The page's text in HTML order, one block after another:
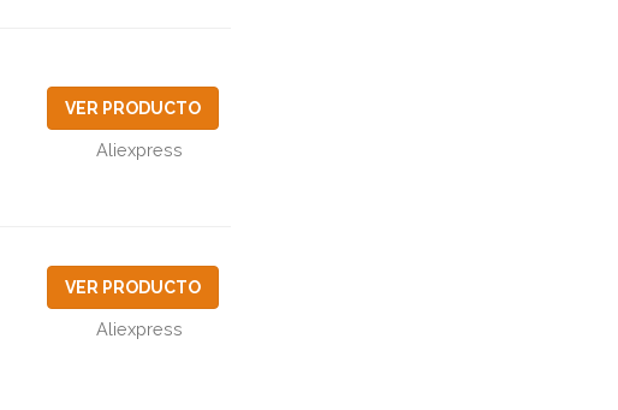
VER PRODUCTO
Aliexpress
VER PRODUCTO
Aliexpress